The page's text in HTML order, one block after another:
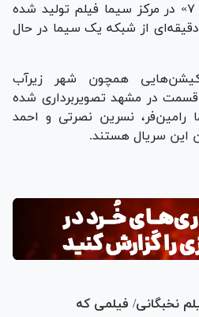
مجموعه نمایشی «پایتخت ۷» در مرکز سیما فیلم تولید شده
که در ۲۲ قسمت ۵۵ دقیقه‌ای از شبکه یک سیما در حال
همچون شهر زیرآب
در مشهد تصویربرداری شده
رامین‌فر، نسرین نصرتی و احمد
این سریال هستند.
نخبگانی/ فیلمی که